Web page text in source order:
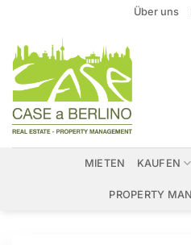
springen
Über uns
MIETEN KAUFEN
PROPERTY